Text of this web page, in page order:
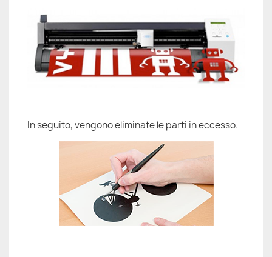
In seguito, vengono eliminate le parti in eccesso.